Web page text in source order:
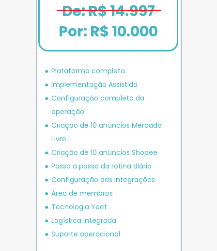
Plataforma completa
Implementação Assistida
Configuração completa da
operação
Criação de 10 anúncios Mercado
Livre
Criação de 10 anúncios Shopee
Passo a passo da rotina diária
Configuração das integrações
Área de membros
Tecnologia Yeet
Logística integrada
Suporte operacional
De: R$ 14.997
Por: R$ 10.000